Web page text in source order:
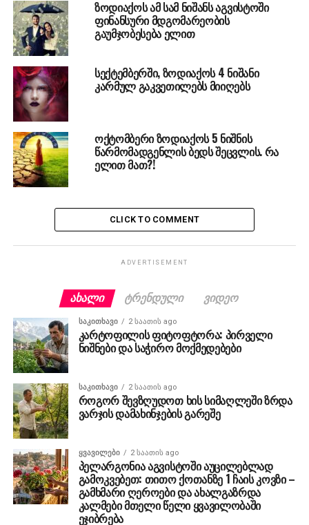
ზოდიაქოს ამ სამ ნიშანს აგვისტოში
ფინანსური მდგომარეობის
გაუმჯობესება ელით
სექტემბერში, ზოდიაქოს 4 ნიშანი
კარმულ გაკვეთილებს მიიღებს
ოქტომბერი ზოდიაქოს 5 ნიშნის
წარმომადგენლის ბედს შეცვლის. რა
ელით მათ?!
CLICK TO COMMENT
ADVERTISEMENT
ᲐᲮᲐᲚᲘ ᲢᲠᲔᲜᲓᲣᲚᲘ ᲕᲘᲓᲔᲝ
ᲡᲐᲙᲘᲗᲮᲐᲕᲘ 2 საათის ago
კარტოფილის ფიტოფტორა: პირველი
ნიშნები და საჭირო მოქმედებები
ᲡᲐᲙᲘᲗᲮᲐᲕᲘ 2 საათის ago
როგორ შევზღუდოთ ხის სიმაღლეში ზრდა
ვარჯის დამახინჯების გარეშე
ᲧᲕᲐᲕᲘᲚᲔᲑᲘ 2 საათის ago
პელარგონია აგვისტოში აუცილებლად
გამოკვებეთ: თითო ქოთანზე 1 ჩაის კოვზი –
გამხმარი ღეროები და ახალგაზრდა
კალმები მთელი წელი ყვავილობაში
ეჯიბრება